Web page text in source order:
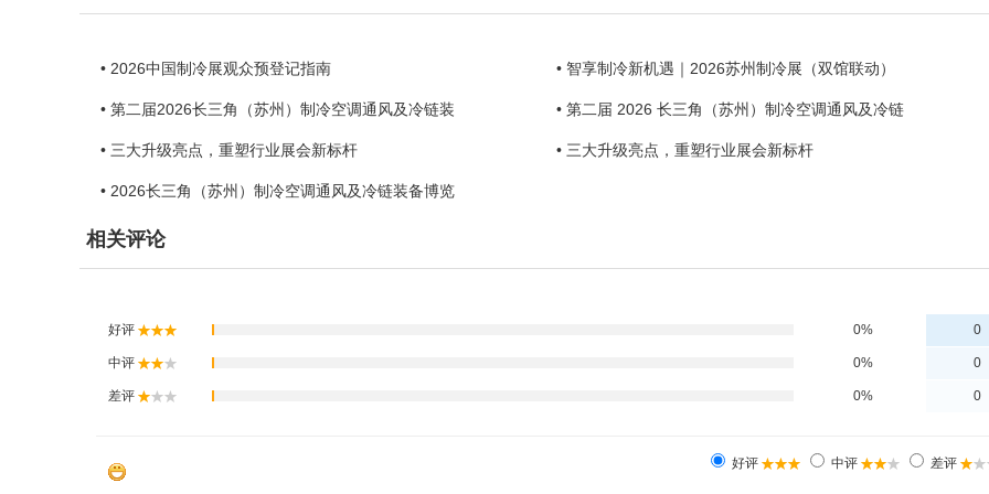
• 2026中国制冷展观众预登记指南 • 智享制冷新机遇｜2026苏州制冷展（双馆联动）
• 第二届2026长三角（苏州）制冷空调通风及冷链装 • 第二届 2026 长三角（苏州）制冷空调通风及冷链
• 三大升级亮点，重塑行业展会新标杆 • 三大升级亮点，重塑行业展会新标杆
• 2026长三角（苏州）制冷空调通风及冷链装备博览
相关评论